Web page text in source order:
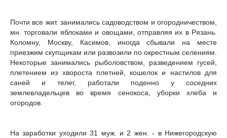
Почти все жит. занимались садоводством и огородничеством,
мн. торговали яблоками и овощами, отправляя их в Рязань.
Коломну, Москву, Касимов, иногда сбывали на месте
приезжим скупщикам или развозили по окрестным селениям.
Некоторые занимались рыболовством, разведением гусей,
плетением из хвороста плетней, кошелок и настилов для
саней и телег, работали поденно у соседних
землевладельцев во время сенокоса, уборки хлеба и
огородов.
На заработки уходили 31 муж. и 2 жен. - в Нижегородскую